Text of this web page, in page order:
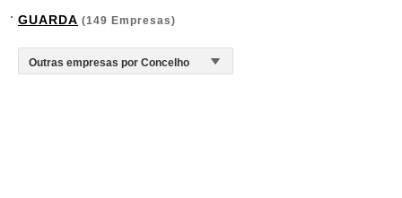
GUARDA (149 Empresas)